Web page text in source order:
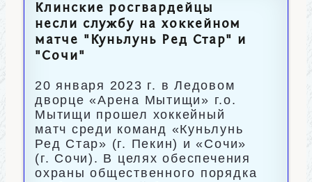
Клинские росгвардейцы
несли службу на хоккейном
матче "Куньлунь Ред Стар" и
"Сочи"
20 января 2023 г. в Ледовом
дворце «Арена Мытищи» г.о.
Мытищи прошел хоккейный
матч среди команд «Куньлунь
Ред Стар» (г. Пекин) и «Сочи»
(г. Сочи). В целях обеспечения
охраны общественного порядка